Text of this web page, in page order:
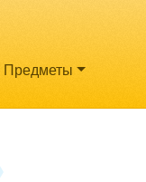
Предметы